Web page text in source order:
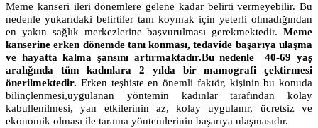
Meme kanseri ileri dönemlere gelene kadar belirti vermeyebilir. Bu
nedenle yukarıdaki belirtiler tanı koymak için yeterli olmadığından
en yakın sağlık merkezlerine başvurulması gerekmektedir. Meme
kanserine erken dönemde tanı konması, tedavide başarıya ulaşma
ve hayatta kalma şansını artırmaktadır.Bu nedenle 40-69 yaş
aralığında tüm kadınlara 2 yılda bir mamografi çektirmesi
önerilmektedir. Erken teşhiste en önemli faktör, kişinin bu konuda
bilinçlenmesi,uygulanan yöntemin kadınlar tarafından kolay
kabullenilmesi, yan etkilerinin az, kolay uygulanır, ücretsiz ve
ekonomik olması ile tarama yöntemlerinin başarıya ulaşmasıdır.